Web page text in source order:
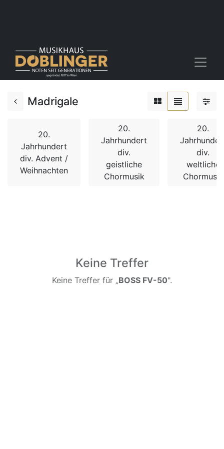
Madrigale
20.
Jahrhundert
div. Advent /
Weihnachten
20.
Jahrhundert
div.
geistliche
Chormusik
20.
div.
weltliche
Chormusik
Keine Treffer
Keine Treffer für „BOSS FV-50".